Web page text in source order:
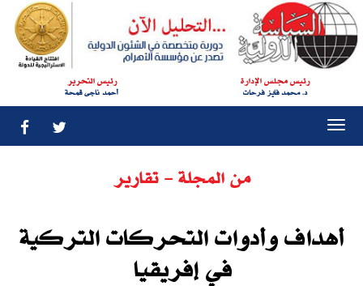
رئيس مجلس الإدارة
د. محمد فايز فرحات
رئيس التحرير
أحمد ناجى قمحة
من المجلة - تقارير
أهداف وأدوات التحركات التركية
في إفريقيا